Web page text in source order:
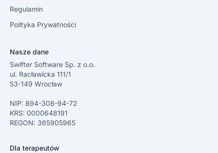
Regulamin
Polityka Prywatności
Nasze dane
Swifter Software Sp. z o.o.
ul. Racławicka 111/1
53-149 Wrocław
NIP: 894-308-94-72
KRS: 0000648191
REGON: 365905965
Dla terapeutów